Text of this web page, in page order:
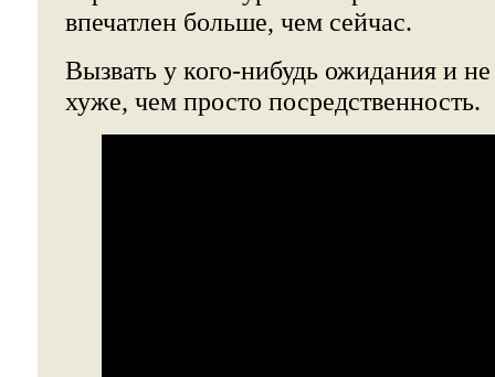
впечатлен больше, чем сейчас.
Вызвать у кого-нибудь ожидания и
хуже, чем просто посредственность.